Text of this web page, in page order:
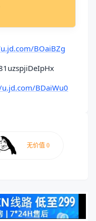
BOaiBZg
BDaiWu0